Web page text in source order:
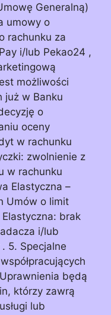
Generalną)
umowy o
rachunku za
i/lub Pekao24 ,
możliwości
już w Banku
o
oceny
w rachunku
zwolnienie z
w rachunku
Elastyczna –
Umów o limit
brak
i/lub
5. Specjalne
będą
którzy zawrą
lub